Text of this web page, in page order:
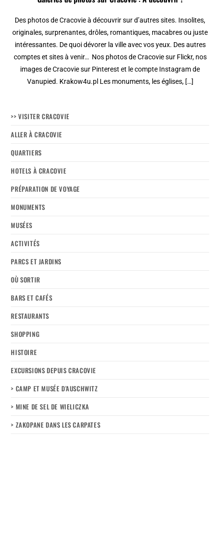
Des photos de Cracovie à découvrir sur d’autres sites. Insolites,
originales, surprenantes, drôles, romantiques, macabres ou juste
intéressantes. De quoi dévorer la ville avec vos yeux. Des autres
comptes et sites à venir… Nos photos de Cracovie sur Flickr, nos
images de Cracovie sur Pinterest et le compte Instagram de
Vanupied. Krakow4u.pl Les monuments, les églises, […]
>> VISITER CRACOVIE
ALLER À CRACOVIE
QUARTIERS
HOTELS À CRACOVIE
PRÉPARATION DE VOYAGE
MONUMENTS
MUSÉES
ACTIVITÉS
PARCS ET JARDINS
OÙ SORTIR
BARS ET CAFÉS
RESTAURANTS
SHOPPING
HISTOIRE
EXCURSIONS DEPUIS CRACOVIE
> CAMP ET MUSÉE D’AUSCHWITZ
> MINE DE SEL DE WIELICZKA
> ZAKOPANE DANS LES CARPATES